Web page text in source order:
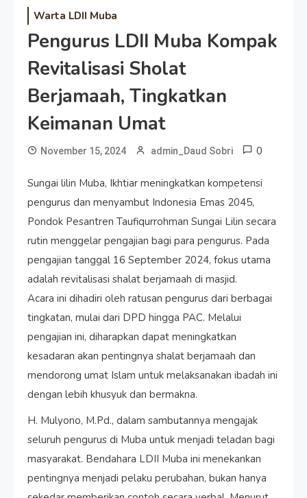
Warta LDII Muba
Pengurus LDII Muba Kompak
Revitalisasi Sholat
Berjamaah, Tingkatkan
Keimanan Umat
November 15, 2024 admin_Daud Sobri 0
Sungai lilin Muba, Ikhtiar meningkatkan kompetensi
pengurus dan menyambut Indonesia Emas 2045,
Pondok Pesantren Taufiqurrohman Sungai Lilin secara
rutin menggelar pengajian bagi para pengurus. Pada
pengajian tanggal 16 September 2024, fokus utama
adalah revitalisasi shalat berjamaah di masjid.
Acara ini dihadiri oleh ratusan pengurus dari berbagai
tingkatan, mulai dari DPD hingga PAC. Melalui
pengajian ini, diharapkan dapat meningkatkan
kesadaran akan pentingnya shalat berjamaah dan
mendorong umat Islam untuk melaksanakan ibadah ini
dengan lebih khusyuk dan bermakna.
H. Mulyono, M.Pd., dalam sambutannya mengajak
seluruh pengurus di Muba untuk menjadi teladan bagi
masyarakat. Bendahara LDII Muba ini menekankan
pentingnya menjadi pelaku perubahan, bukan hanya